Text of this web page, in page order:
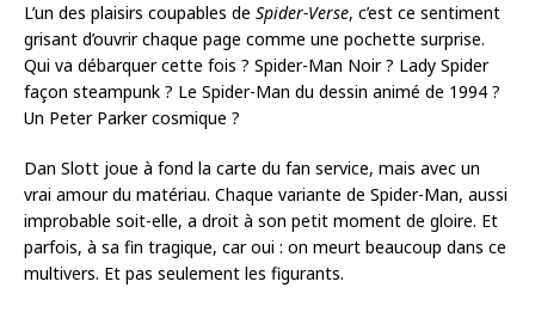
L’un des plaisirs coupables de Spider-Verse, c’est ce sentiment
grisant d’ouvrir chaque page comme une pochette surprise.
Qui va débarquer cette fois ? Spider-Man Noir ? Lady Spider
façon steampunk ? Le Spider-Man du dessin animé de 1994 ?
Un Peter Parker cosmique ?
Dan Slott joue à fond la carte du fan service, mais avec un
vrai amour du matériau. Chaque variante de Spider-Man, aussi
improbable soit-elle, a droit à son petit moment de gloire. Et
parfois, à sa fin tragique, car oui : on meurt beaucoup dans ce
multivers. Et pas seulement les figurants.